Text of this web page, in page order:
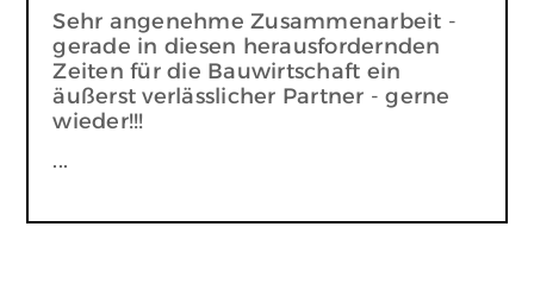
Sehr angenehme Zusammenarbeit -
gerade in diesen herausfordernden
Zeiten für die Bauwirtschaft ein
äußerst verlässlicher Partner - gerne
wieder!!!
...